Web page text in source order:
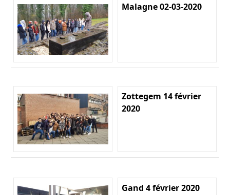
Malagne 02-03-2020
Zottegem 14 février
2020
Gand 4 février 2020